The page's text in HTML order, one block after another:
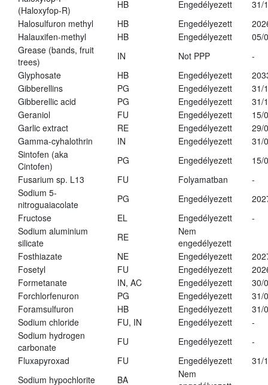
(Haloxyfop-R)
HB Engedélyezett
31/
Halosulfuron methyl
HB Engedélyezett
Halauxifen-methyl
HB Engedélyezett
05/
Grease (bands, fruit
trees)
IN Not PPP
-
Glyphosate
HB Engedélyezett
Gibberellins
PG Engedélyezett
31/
Gibberellic acid
PG Engedélyezett
31/
Geraniol
FU Engedélyezett
15/
Garlic extract
RE Engedélyezett
29/
Gamma-cyhalothrin
IN Engedélyezett
31/
Sintofen (aka
Cintofen)
PG Engedélyezett
15/
Fusarium sp. L13
FU Folyamatban
-
Sodium 5-
nitroguaiacolate
PG Engedélyezett
Fructose
EL Engedélyezett
-
Sodium aluminium
silicate
RE
Nem
engedélyezett
Fosthiazate
NE Engedélyezett
Fosetyl
FU Engedélyezett
Formetanate
IN, AC Engedélyezett
30/
Forchlorfenuron
PG Engedélyezett
31/
Foramsulfuron
HB Engedélyezett
31/
Sodium chloride
FU, IN Engedélyezett
-
Sodium hydrogen
carbonate
FU Engedélyezett
-
Fluxapyroxad
FU Engedélyezett
31/
Sodium hypochlorite
BA
Nem